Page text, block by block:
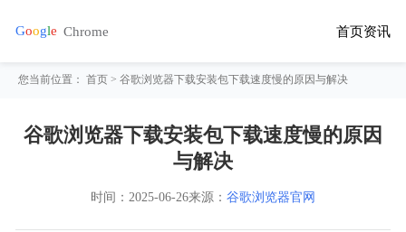
首页资讯
您当前位置：首页 > 谷歌浏览器下载安装包下载速度慢的原因与解决
谷歌浏览器下载安装包下载速度慢的原因
与解决
时间： 2025-06-26来源： 谷歌浏览器官网